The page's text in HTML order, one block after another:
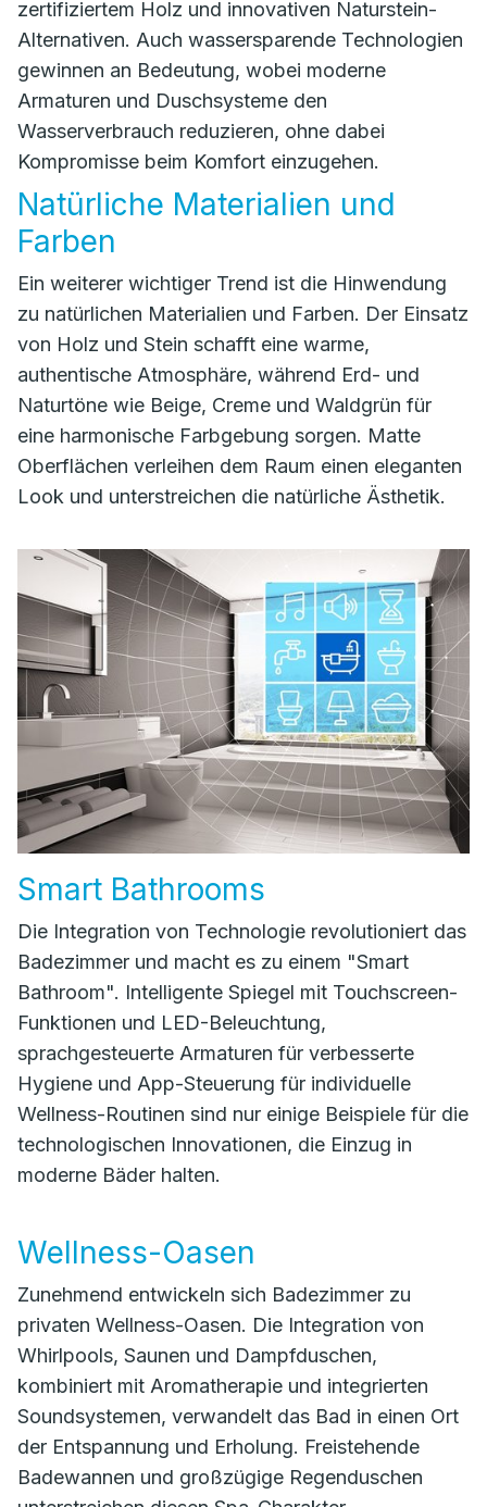
zertifiziertem Holz und innovativen Naturstein-
Alternativen. Auch wassersparende Technologien
gewinnen an Bedeutung, wobei moderne
Armaturen und Duschsysteme den
Wasserverbrauch reduzieren, ohne dabei
Kompromisse beim Komfort einzugehen.
Natürliche Materialien und
Farben
Ein weiterer wichtiger Trend ist die Hinwendung
zu natürlichen Materialien und Farben. Der Einsatz
von Holz und Stein schafft eine warme,
authentische Atmosphäre, während Erd- und
Naturtöne wie Beige, Creme und Waldgrün für
eine harmonische Farbgebung sorgen. Matte
Oberflächen verleihen dem Raum einen eleganten
Look und unterstreichen die natürliche Ästhetik.
Smart Bathrooms
Die Integration von Technologie revolutioniert das
Badezimmer und macht es zu einem "Smart
Bathroom". Intelligente Spiegel mit Touchscreen-
Funktionen und LED-Beleuchtung,
sprachgesteuerte Armaturen für verbesserte
Hygiene und App-Steuerung für individuelle
Wellness-Routinen sind nur einige Beispiele für die
technologischen Innovationen, die Einzug in
moderne Bäder halten.
Wellness-Oasen
Zunehmend entwickeln sich Badezimmer zu
privaten Wellness-Oasen. Die Integration von
Whirlpools, Saunen und Dampfduschen,
kombiniert mit Aromatherapie und integrierten
Soundsystemen, verwandelt das Bad in einen Ort
der Entspannung und Erholung. Freistehende
Badewannen und großzügige Regenduschen